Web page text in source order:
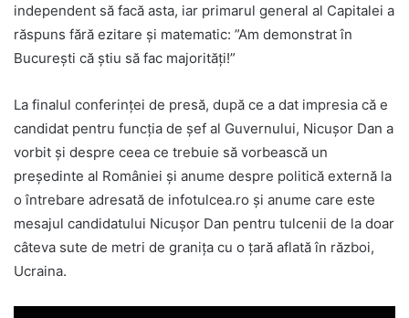
independent să facă asta, iar primarul general al Capitalei a
răspuns fără ezitare și matematic: ”Am demonstrat în
București că știu să fac majorități!”
La finalul conferinței de presă, după ce a dat impresia că e
candidat pentru funcția de șef al Guvernului, Nicușor Dan a
vorbit și despre ceea ce trebuie să vorbească un
președinte al României și anume despre politică externă la
o întrebare adresată de infotulcea.ro și anume care este
mesajul candidatului Nicușor Dan pentru tulcenii de la doar
câteva sute de metri de granița cu o țară aflată în război,
Ucraina.